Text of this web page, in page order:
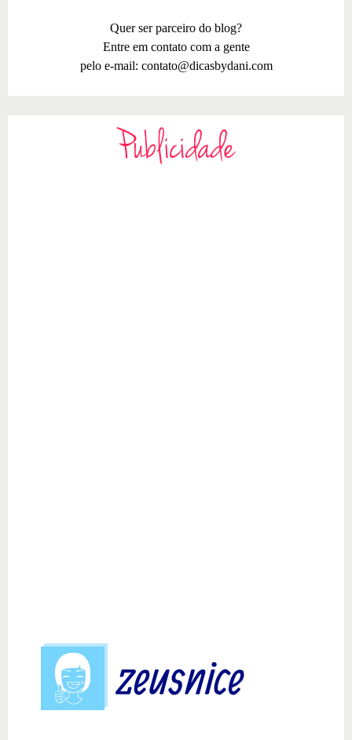
Quer ser parceiro do blog?
Entre em contato com a gente
pelo e-mail: contato@dicasbydani.com
Publicidade